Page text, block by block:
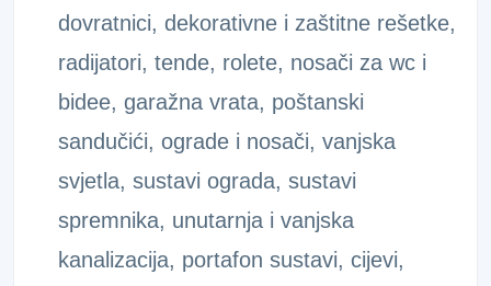
dovratnici, dekorativne i zaštitne rešetke,
radijatori, tende, rolete, nosači za wc i
bidee, garažna vrata, poštanski
sandučići, ograde i nosači, vanjska
svjetla, sustavi ograda, sustavi
spremnika, unutarnja i vanjska
kanalizacija, portafon sustavi, cijevi,